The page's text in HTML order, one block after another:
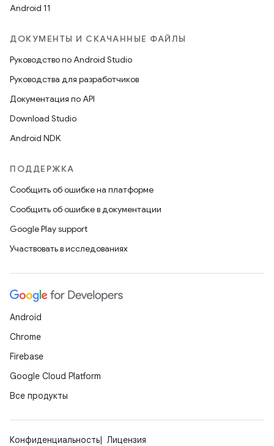
Android 11
ДОКУМЕНТЫ И СКАЧАННЫЕ ФАЙЛЫ
Руководство по Android Studio
Руководства для разработчиков
Документация по API
Download Studio
Android NDK
ПОДДЕРЖКА
Сообщить об ошибке на платформе
Сообщить об ошибке в документации
Google Play support
Участвовать в исследованиях
Android
Chrome
Firebase
Google Cloud Platform
Все продукты
Конфиденциальность
Лицензия